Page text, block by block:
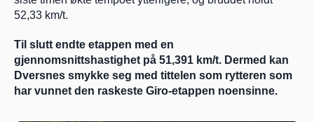
52,33 km/t.
Til slutt endte etappen med en
gjennomsnittshastighet på 51,391 km/t. Dermed kan
Dversnes smykke seg med tittelen som rytteren som
har vunnet den raskeste Giro-etappen noensinne.